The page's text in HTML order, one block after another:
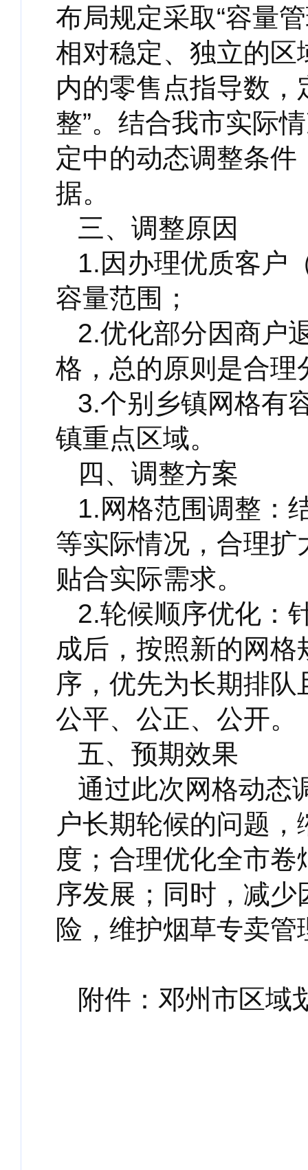
布局规定采取“容量
相对稳定、独立的
内的零售点指导数
整”。结合我市实际
定中的动态调整条
据。
三、调整原因
1.因办理优质客户
容量范围；
2.优化部分因商户
格，总的原则是合
3.个别乡镇网格有
镇重点区域。
四、调整方案
1.网格范围调整：
等实际情况，合理
贴合实际需求。
2.轮候顺序优化：
成后，按照新的网
序，优先为长期排
公平、公正、公开。
五、预期效果
通过此次网格动态
户长期轮候的问题
度；合理优化全市
序发展；同时，减
险，维护烟草专卖
附件：邓州市区域